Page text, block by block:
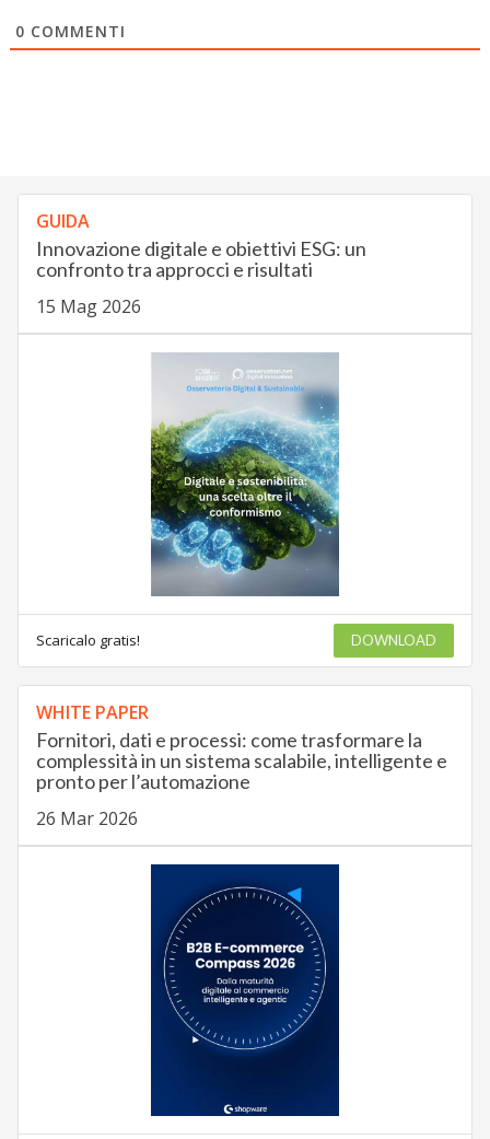
0 COMMENTI
GUIDA
Innovazione digitale e obiettivi ESG: un
confronto tra approcci e risultati
15 Mag 2026
Scaricalo gratis! DOWNLOAD
WHITE PAPER
Fornitori, dati e processi: come trasformare la
complessità in un sistema scalabile, intelligente e
pronto per l’automazione
26 Mar 2026